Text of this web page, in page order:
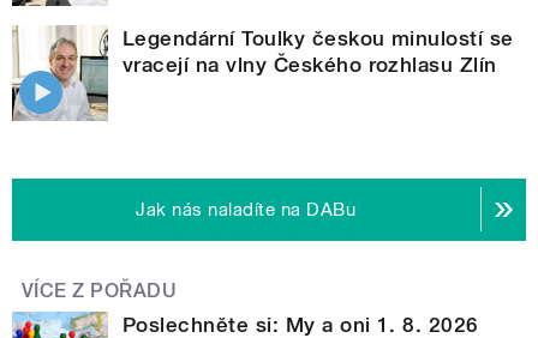
Legendární Toulky českou minulostí se
vracejí na vlny Českého rozhlasu Zlín
Jak nás naladíte na DABu
VÍCE Z POŘADU
Poslechněte si: My a oni 1. 8. 2026